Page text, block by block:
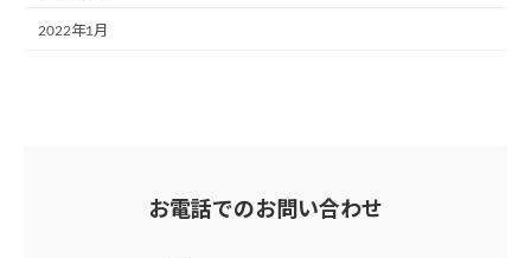
2022年1月
お電話でのお問い合わせ